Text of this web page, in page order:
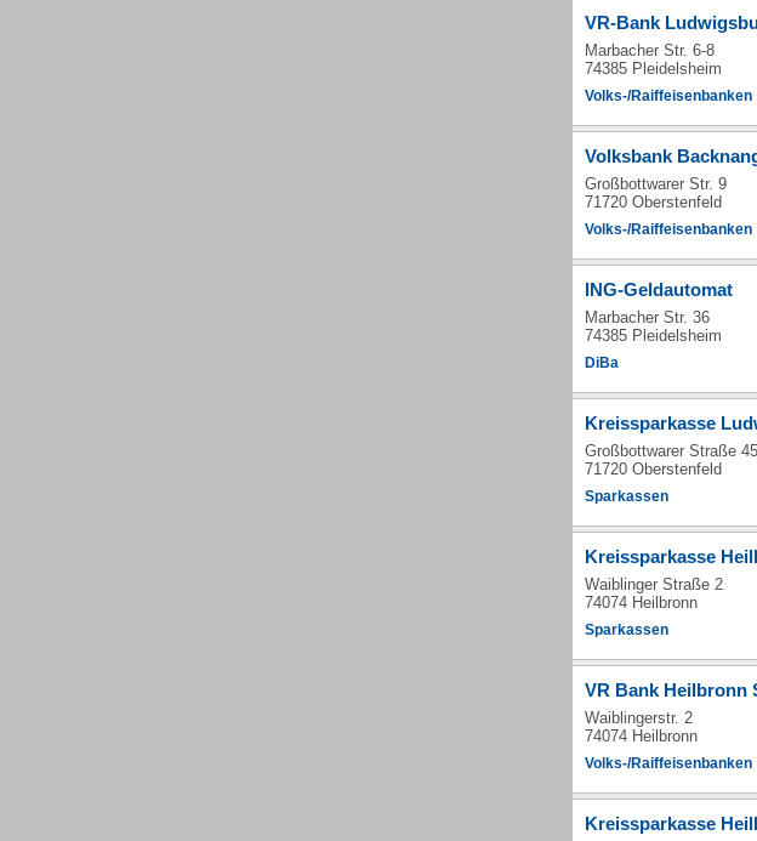
VR-Bank
Marbacher Str. 6-8
74385 Pleidelsheim
Volks-/Raiffeisenbanken
Volksbank
Großbottwarer Str. 9
71720 Oberstenfeld
Volks-/Raiffeisenbanken
ING-Geldautomat
Marbacher Str. 36
74385 Pleidelsheim
DiBa
Kreissparkasse
Großbottwarer Straße 45
71720 Oberstenfeld
Sparkassen
Kreissparkasse
Waiblinger Straße 2
74074 Heilbronn
Sparkassen
VR Bank Heilbronn
Waiblingerstr. 2
74074 Heilbronn
Volks-/Raiffeisenbanken
Kreissparkasse